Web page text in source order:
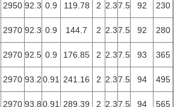
2950 92.3 0.9 119.78 2 2.37.5 92 230
2970 92.3 0.9 144.7 2 2.37.5 92 280
2970 92.5 0.9 176.85 2 2.37.5 93 365
2970 93.20.91 241.16 2 2.37.5 94 495
2970 93.80.91 289.39 2 2.37.5 94 565